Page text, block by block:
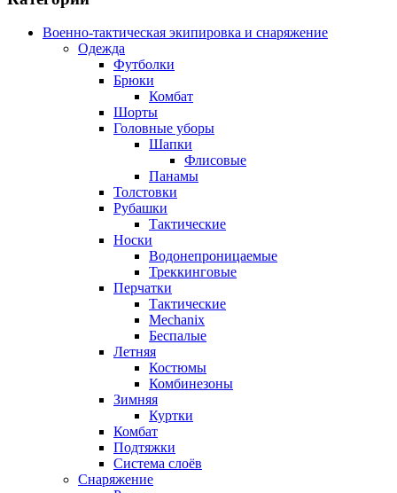
Военно-тактическая экипировка и снаряжение
Одежда
Футболки
Брюки
Комбат
Шорты
Головные уборы
Шапки
Флисовые
Панамы
Толстовки
Рубашки
Тактические
Носки
Водонепроницаемые
Треккинговые
Перчатки
Тактические
Mechanix
Беспалые
Летняя
Костюмы
Комбинезоны
Зимняя
Куртки
Комбат
Подтяжки
Система слоёв
Снаряжение